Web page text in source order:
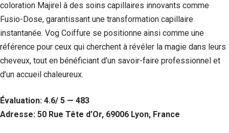
coloration Majirel à des soins capillaires innovants comme
Fusio-Dose, garantissant une transformation capillaire
instantanée. Vog Coiffure se positionne ainsi comme une
référence pour ceux qui cherchent à révéler la magie dans leurs
cheveux, tout en bénéficiant d’un savoir-faire professionnel et
d’un accueil chaleureux.
Évaluation: 4.6/ 5 — 483
Adresse: 50 Rue Tête d’Or, 69006 Lyon, France